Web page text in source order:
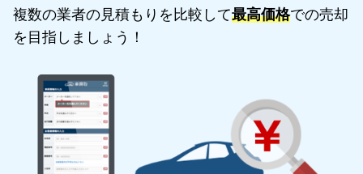
複数の業者の見積もりを比較して最高価格での売却
を目指しましょう！